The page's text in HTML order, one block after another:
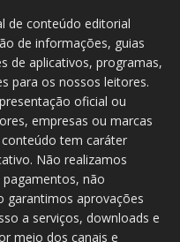
de conteúdo editorial
de informações, guias
de aplicativos, programas,
para os nossos leitores.
oficial ou
empresas ou marcas
tem caráter
Não realizamos
não
garantimos aprovações
a serviços, downloads e
meio dos canais e